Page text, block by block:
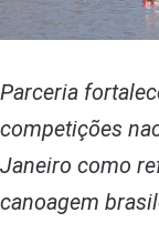
Parceria
competições
Janeiro como
canoagem